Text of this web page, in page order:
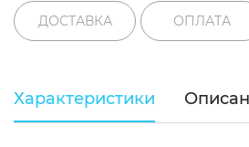
ДОСТАВКА ОПЛАТА
Характеристики